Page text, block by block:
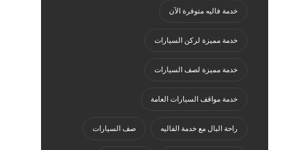
خدمة فاليه متوفرة الآن
خدمة مميزة لركن السيارات
خدمة مميزة لصف السيارات
خدمة مواقف السيارات العامة
راحة البال مع خدمة الفاليه صف السيارات